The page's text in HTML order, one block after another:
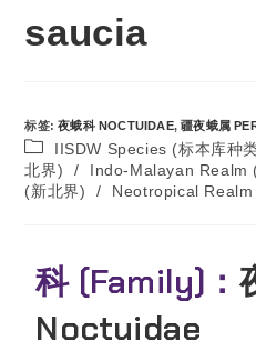
saucia
标签:夜蛾科 NOCTUIDAE, 疆夜蛾属
IISDW Species (标本库种
北界)
/ Indo-Malayan Realm
(新北界)
/ Neotropical Realm
科 (Family)：
Noctuidae